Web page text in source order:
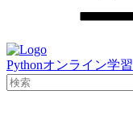
Pythonオンライン学